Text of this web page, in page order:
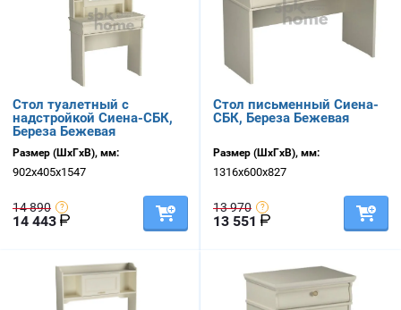
Стол туалетный с
надстройкой Сиена-СБК,
Береза Бежевая
Размер (ШхГхВ), мм:
902х405х1547
14 890
14 443
Стол письменный Сиена-
СБК, Береза Бежевая
Размер (ШхГхВ), мм:
1316х600х827
13 970
13 551